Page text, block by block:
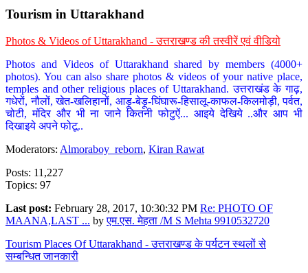
Tourism in Uttarakhand
Photos & Videos of Uttarakhand - उत्तराखण्ड की तस्वीरें एवं वीडियो
Photos and Videos of Uttarakhand shared by members (4000+
photos). You can also share photos & videos of your native place,
temples and other religious places of Uttarakhand. उत्तराखंड के गाढ़,
गधेरों, नौलों, खेत-खलिहानों, आड़ू-बेड़ू-घिंघारू-हिसालू-काफल-किलमोड़ी, पर्वत,
चोटी, मंदिर और भी ना जाने कितनी फोटुऐं... आइये देखिये ..और आप भी
दिखाइये अपने फोटू..
Moderators: Almoraboy_reborn, Kiran Rawat
Posts: 11,227
Topics: 97
Last post: February 28, 2017, 10:30:32 PM Re: PHOTO OF
MAANA,LAST ... byएम.एस. मेहता /M S Mehta 9910532720
Tourism Places Of Uttarakhand - उत्तराखण्ड के पर्यटन स्थलों से
सम्बन्धित जानकारी